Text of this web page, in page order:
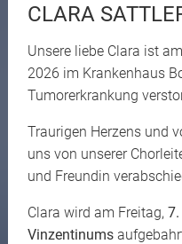
CLARA
Unsere liebe Clara ist
2026 im Krankenhaus
Tumorerkrankung
Traurigen Herzens und
uns von unserer
und Freundin
Clara wird am Freitag,
Vinzentinums